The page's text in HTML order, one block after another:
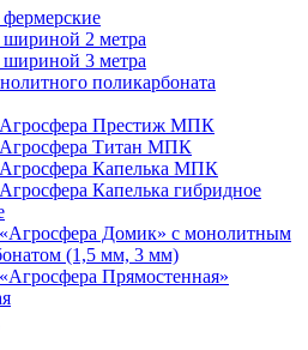
2 метра
3 метра
поликарбоната
Престиж МПК
Титан МПК
Капелька МПК
Капелька гибридное
Домик» с монолитным
(1,5 мм, 3 мм)
Прямостенная»